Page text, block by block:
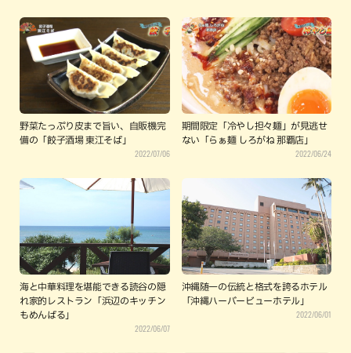
野菜たっぷり皮まで旨い、自販機完
備の「餃子酒場 東江そば」
2022/07/06
期間限定「冷やし担々麺」が見逃せ
ない「らぁ麺 しろがね 那覇店」
2022/06/24
海と中華料理を堪能できる読谷の隠
れ家的レストラン「浜辺のキッチン
もめんばる」
2022/06/07
沖縄随一の伝統と格式を誇るホテル
「沖縄ハーバービューホテル」
2022/06/01